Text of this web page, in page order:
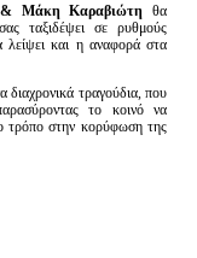
Μάκη Καραβιώτη θα
ταξιδέψει σε ρυθμούς
λείψει και η αναφορά στα
τραγούδια, που
το κοινό να
τρόπο στην κορύφωση της